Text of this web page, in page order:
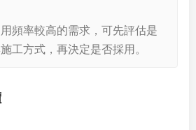
頻率較高的需求，可先評估是
工方式，再決定是否採用。